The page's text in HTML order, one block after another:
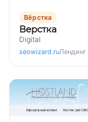
Вёрстка
Верстка
Digital
seowizard.ruЛендинг